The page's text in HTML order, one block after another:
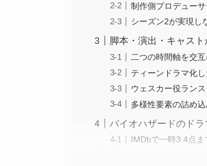
制作側プロデュー
シーズン2が実現し
脚本・演出・キャス
二つの時間軸を交
ティーンドラマ化
ウェスカー役ラン
多様性要素の詰め
バイオハザードのド
IMDbで一時3.4点